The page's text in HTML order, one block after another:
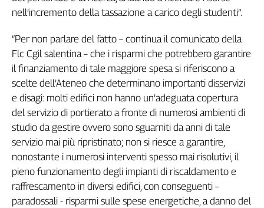
nel
Territori
Abruzzo-
Molise
Alto
Adige
Basilicata
Calabria
Campania
Emilia-
Romagna
Friuli
nell’incremento della tassazione a carico degli studenti”.
“Per non parlare del fatto – continua il comunicato della
Flc Cgil salentina – che i risparmi che potrebbero garantire
il finanziamento di tale maggiore spesa si riferiscono a
scelte dell’Ateneo che determinano importanti disservizi
e disagi: molti edifici non hanno un’adeguata copertura
del servizio di portierato a fronte di numerosi ambienti di
studio da gestire ovvero sono sguarniti da anni di tale
servizio mai più ripristinato; non si riesce a garantire,
nonostante i numerosi interventi spesso mai risolutivi, il
pieno funzionamento degli impianti di riscaldamento e
raffrescamento in diversi edifici, con conseguenti –
paradossali - risparmi sulle spese energetiche, a danno del